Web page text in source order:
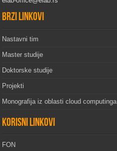
Brzi linkovi
Nastavni tim
Master studije
Doktorske studije
Projekti
Monografija iz oblasti cloud computinga
Korisni linkovi
FON